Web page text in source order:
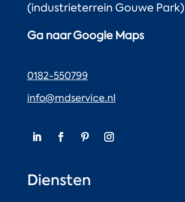
(industrieterrein Gouwe Park)
Ga naar Google Maps
0182-550799
info@mdservice.nl
Diensten